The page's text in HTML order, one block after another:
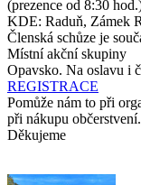
(prezence od 8:30
KDE: Raduň, Zámek
Členská schůze je
Místní akční skupiny
Opavsko. Na oslavu i
REGISTRACE
Pomůže nám to při
při nákupu občerstvení.
Děkujeme